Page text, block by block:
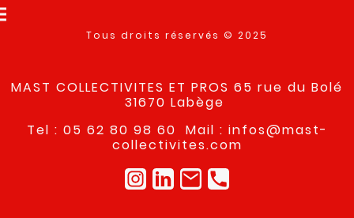
Tous droits réservés © 2025
MAST COLLECTIVITES ET PROS 65 rue du Bolé
31670 Labège
Tel : 05 62 80 98 60 Mail : infos@mast-
collectivites.com